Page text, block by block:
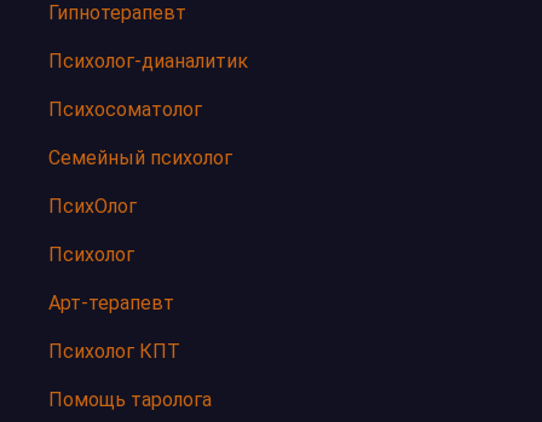
Гипнотерапевт
Психолог-дианалитик
Психосоматолог
Семейный психолог
ПсихОлог
Психолог
Арт-терапевт
Психолог КПТ
Помощь таролога